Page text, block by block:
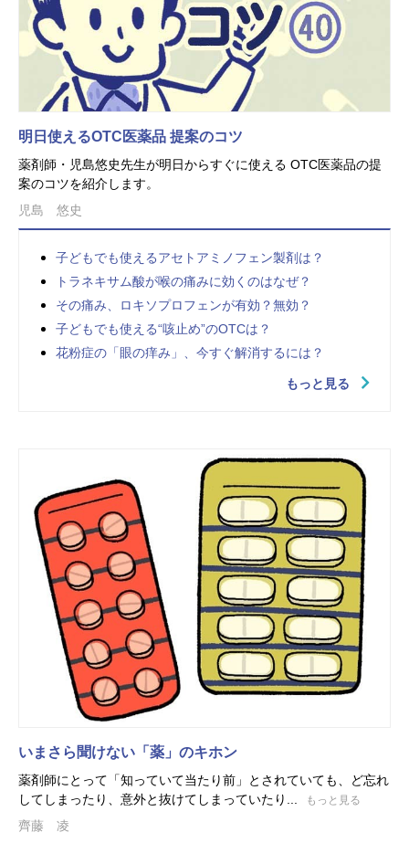
明日使えるOTC医薬品 提案のコツ
薬剤師・児島悠史先生が明日からすぐに使える OTC医薬品の提
案のコツを紹介します。
児島 悠史
子どもでも使えるアセトアミノフェン製剤は？
トラネキサム酸が喉の痛みに効くのはなぜ？
その痛み、ロキソプロフェンが有効？無効？
子どもでも使える“咳止め”のOTCは？
花粉症の「眼の痒み」、今すぐ解消するには？
もっと見る
いまさら聞けない「薬」のキホン
薬剤師にとって「知っていて当たり前」とされていても、ど忘れ
してしまったり、意外と抜けてしまっていたり...
もっと見る
齊藤 凌